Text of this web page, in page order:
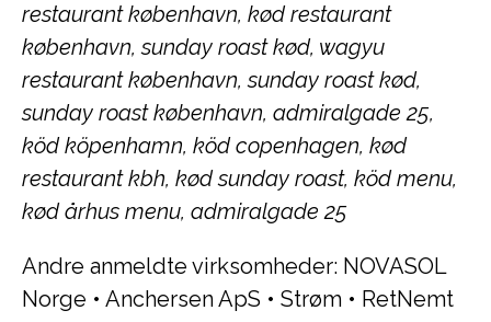
restaurant københavn, kød restaurant
københavn, sunday roast kød, wagyu
restaurant københavn, sunday roast kød,
sunday roast københavn, admiralgade 25,
köd köpenhamn, köd copenhagen, kød
restaurant kbh, kød sunday roast, köd menu,
kød århus menu, admiralgade 25
Andre anmeldte virksomheder: NOVASOL
Norge • Anchersen ApS • Strøm • RetNemt